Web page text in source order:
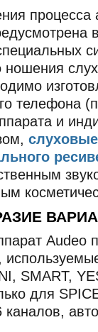
ношения
телефона
и
Audeo
SMART,
для
каналов,